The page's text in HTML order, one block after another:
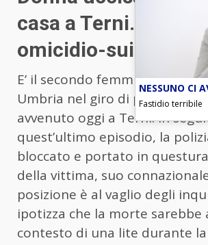
casa a Terni. Lunedì
omicidio-suicidio a
E’ il secondo femminicidio
Umbria nel giro di pochi giorni
avvenuto oggi a Terni. In
quest’ultimo episodio, la
bloccato e portato in
della vittima, suo
posizione è al vaglio degli
ipotizza che la morte sarebbe
contesto di una lite durante
NESSUNO CI
Fastidio terribile